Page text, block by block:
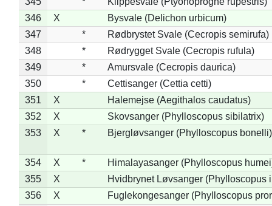
346
X
Bysvale (Delichon urbicum)
347
*
Rødbrystet Svale (Cecropis semirufa)
348
*
Rødrygget Svale (Cecropis rufula)
349
*
Amursvale (Cecropis daurica)
350
*
Cettisanger (Cettia cetti)
351
X
Halemejse (Aegithalos caudatus)
352
X
Skovsanger (Phylloscopus sibilatrix)
353
X * Bjergløvsanger (Phylloscopus bonelli)
354 X *
Himalayasanger (Phylloscopus
355
X
Hvidbrynet Løvsanger (Phylloscopus
356
X
Fuglekongesanger (Phylloscopus